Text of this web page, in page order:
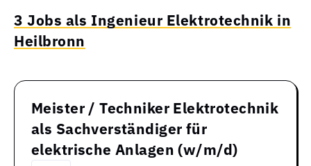
3 Jobs als Ingenieur Elektrotechnik in
Heilbronn
Meister / Techniker Elektrotechnik
als Sachverständiger für
elektrische Anlagen (w/m/d)